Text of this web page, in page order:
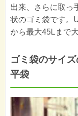
出来、さらに取っ
状のゴミ袋です。
から最大45Lまで
ゴミ袋のサイ
平袋